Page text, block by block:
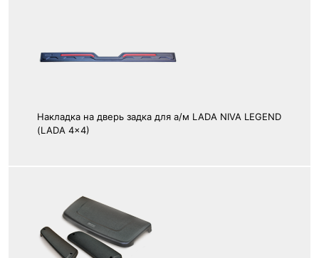
Накладка на дверь задка для а/м LADA NIVA LEGEND
(LADA 4x4)